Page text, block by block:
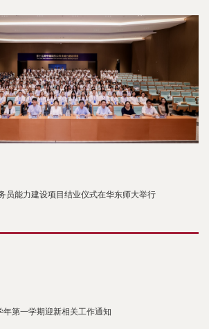
员能力建设项目结业仪式在华东师大举行
年第一学期迎新相关工作通知